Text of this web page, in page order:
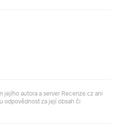
jejího autora a server Recenze.cz ani
odpovědnost za její obsah či